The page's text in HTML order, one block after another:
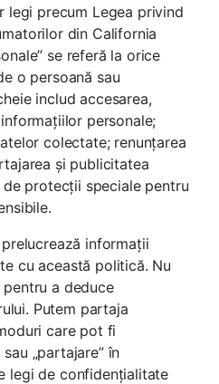
legi precum Legea privind
din California
se referă la orice
o persoană sau
includ accesarea,
personale;
colectate; renunțarea
și publicitatea
protecții speciale pentru
informații
cu această politică. Nu
a deduce
Putem partaja
care pot fi
„partajare” în
legi de confidențialitate